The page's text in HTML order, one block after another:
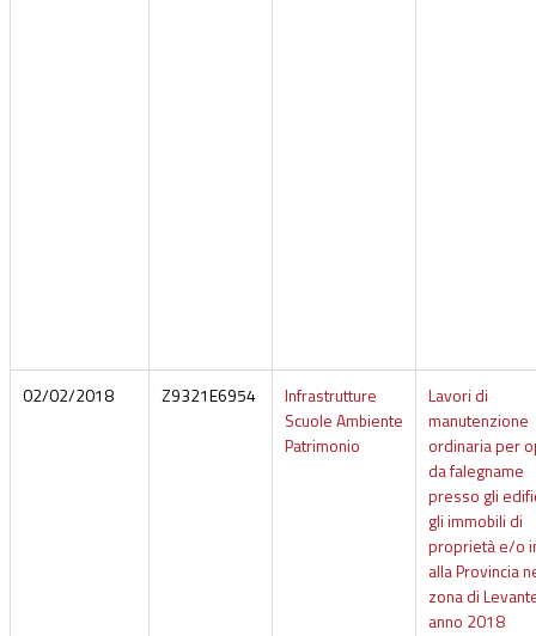
02/02/2018 Z9321E6954
Infrastrutture
Scuole Ambiente
Patrimonio
Lavori di
manutenzione
ordinaria per
da falegname
presso gli
gli immobili di
proprietà e/o
alla Provincia
zona di
anno 2018